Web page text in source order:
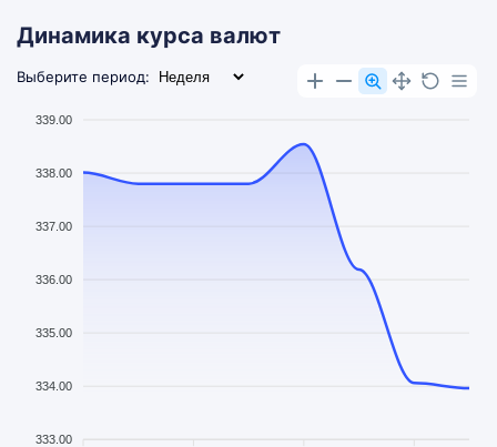
Динамика курса валют
Выберите период:
339.00
338.00
337.00
336.00
335.00
334.00
333.00